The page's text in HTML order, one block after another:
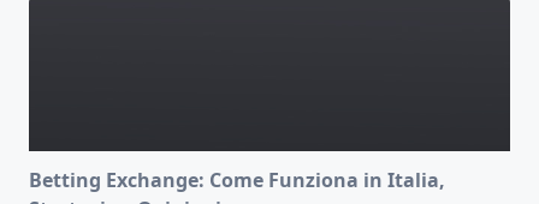
Betting Exchange: Come Funziona in Italia,